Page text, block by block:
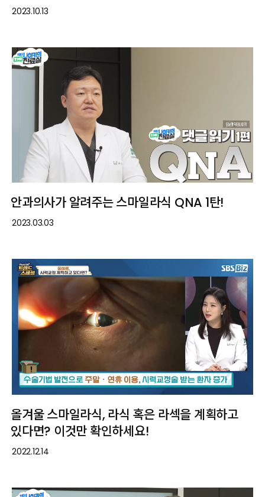
2023.10.13
안과의사가 알려주는 스마일라식 QNA 1탄!
2023.03.03
올겨울 스마일라식, 라식 혹은 라섹을 계획하고
있다면? 이것만 확인하세요!
2022.12.14